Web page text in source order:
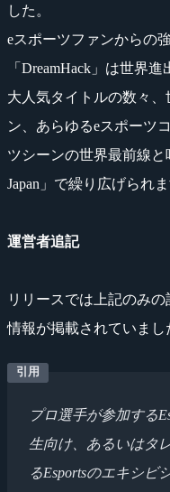
した。
eスポーツファンからの
「DreamHack」は世界
大人気タイトルの数々
ン、あらゆるeスポーツ
ツシーンの世界最前線と
Japan」で繰り広げられま
運営者追記
リリースでは上記のみ
情報が掲載されていまし
プロ選手が参加する
生向け、あるいはタ
るEsportsのエキシビ